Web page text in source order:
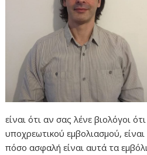
είναι ότι αν σας λένε βιολόγοι
υποχρεωτικού εμβολιασμού,
πόσο ασφαλή είναι αυτά τα